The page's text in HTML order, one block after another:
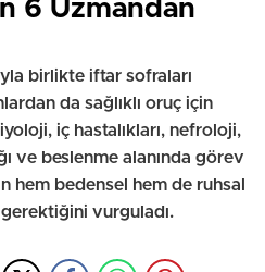
6 Uzmandan
birlikte iftar sofraları
da sağlıklı oruç için
iç hastalıkları, nefroloji,
ve beslenme alanında görev
hem bedensel hem de ruhsal
vurguladı.